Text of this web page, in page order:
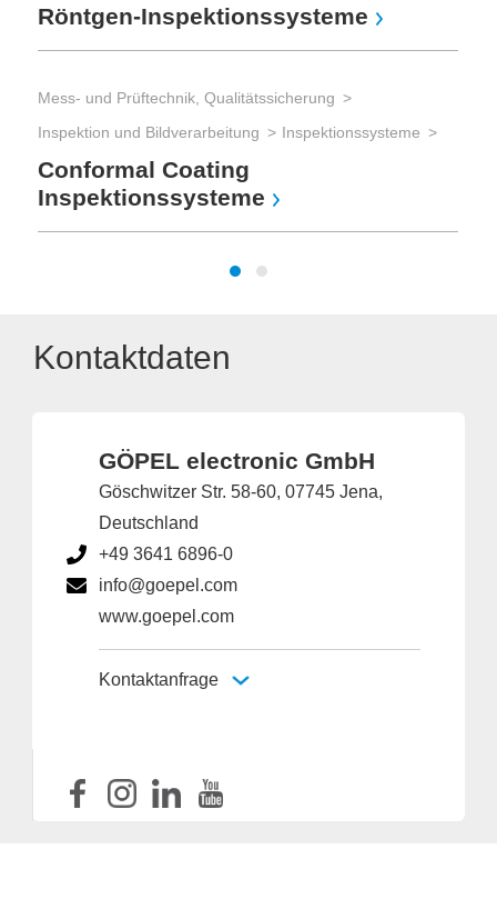
Röntgen-Inspektionssysteme
Mess- und Prüftechnik, Qualitätssicherung
Inspektion und Bildverarbeitung
Inspektionssysteme
Conformal Coating
Inspektionssysteme
Kontaktdaten
GÖPEL electronic GmbH
Göschwitzer Str. 58-60, 07745 Jena,
Deutschland
+49 3641 6896-0
info@goepel.com
www.goepel.com
Kontaktanfrage